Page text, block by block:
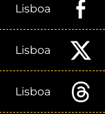
Lisboa
Lisboa
Lisboa